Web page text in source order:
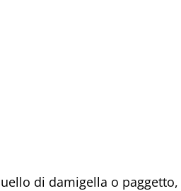
di damigella o